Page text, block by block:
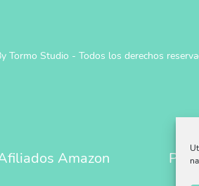
Tormo Studio - Todos los derechos
Amazon